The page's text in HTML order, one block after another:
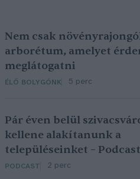
Nem csak
arborétum, amelyet
meglátogatni
ÉLŐ BOLYGÓNK 5 perc
Pár éven belül
kellene alakítanunk a
településeinket – Podcast
PODCAST 2 perc